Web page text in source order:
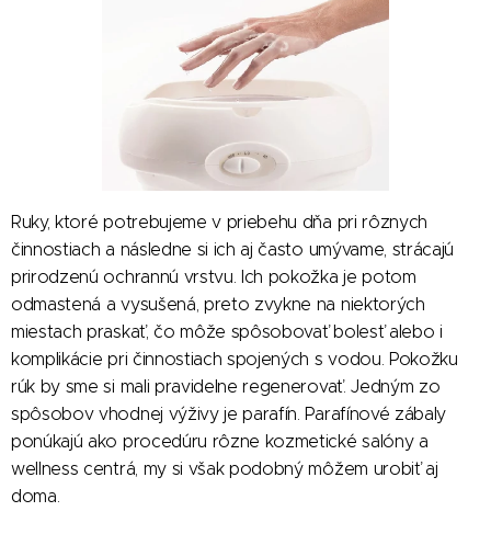
Ruky, ktoré potrebujeme v priebehu dňa pri rôznych
činnostiach a následne si ich aj často umývame, strácajú
prirodzenú ochrannú vrstvu. Ich pokožka je potom
odmastená a vysušená, preto zvykne na niektorých
miestach praskať, čo môže spôsobovať bolesť alebo i
komplikácie pri činnostiach spojených s vodou. Pokožku
rúk by sme si mali pravidelne regenerovať. Jedným zo
spôsobov vhodnej výživy je parafín. Parafínové zábaly
ponúkajú ako procedúru rôzne kozmetické salóny a
wellness centrá, my si však podobný môžem urobiť aj
doma.